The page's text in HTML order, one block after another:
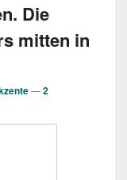
Die
mitten in
—2